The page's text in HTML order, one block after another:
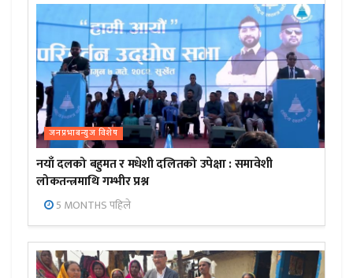
जनप्रभाबन्युज विशेष
नयाँ दलको बहुमत र मधेशी दलितको उपेक्षा : समावेशी
लोकतन्त्रमाथि गम्भीर प्रश्न
5 MONTHS पहिले